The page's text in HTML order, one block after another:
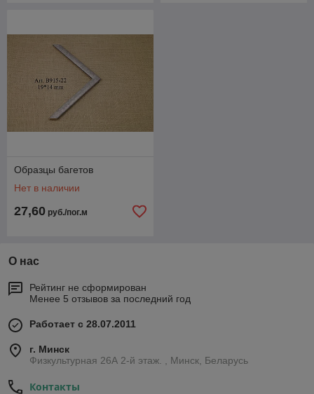
Образцы багетов
Нет в наличии
27,60 руб./пог.м
О нас
Рейтинг не сформирован
Менее 5 отзывов за последний год
Работает с 28.07.2011
г. Минск
Физкультурная 26А 2-й этаж. , Минск, Беларусь
Контакты